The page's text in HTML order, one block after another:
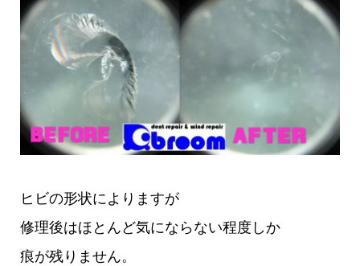
ヒビの形状によりますが
修理後はほとんど気にならない程度しか
痕が残りません。